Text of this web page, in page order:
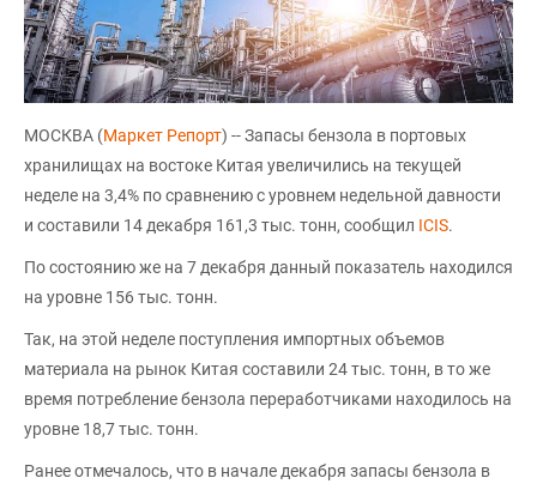
МОСКВА (Маркет Репорт) -- Запасы бензола в портовых
хранилищах на востоке Китая увеличились на текущей
неделе на 3,4% по сравнению с уровнем недельной давности
и составили 14 декабря 161,3 тыс. тонн, сообщил ICIS.
По состоянию же на 7 декабря данный показатель находился
на уровне 156 тыс. тонн.
Так, на этой неделе поступления импортных объемов
материала на рынок Китая составили 24 тыс. тонн, в то же
время потребление бензола переработчиками находилось на
уровне 18,7 тыс. тонн.
Ранее отмечалось, что в начале декабря запасы бензола в